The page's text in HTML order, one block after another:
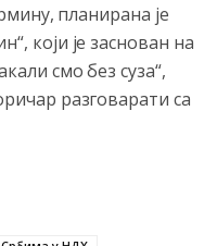
планирана је
који је заснован на
смо без суза“,
разговарати са
држава. Лупаш ко к у
bilo interneta,samo